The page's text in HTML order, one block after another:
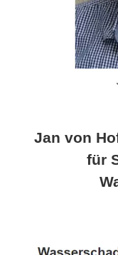
Jan von
für